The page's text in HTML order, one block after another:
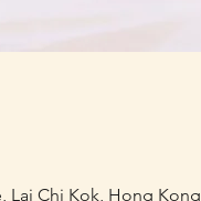
Lai Chi Kok, Hong Kong